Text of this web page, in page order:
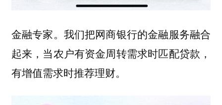
金融专家。我们把网商银行的金融服务融合
起来，当农户有资金周转需求时匹配贷款，
有增值需求时推荐理财。